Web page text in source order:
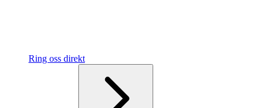
Ring oss direkt